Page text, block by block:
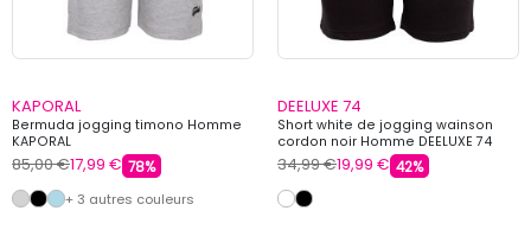
KAPORAL
Bermuda jogging timono Homme
KAPORAL
85,00 €17,99 € 78%
+ 3 autres couleurs
DEELUXE 74
Short white de jogging wainson
cordon noir Homme DEELUXE 74
34,99 €19,99 € 42%